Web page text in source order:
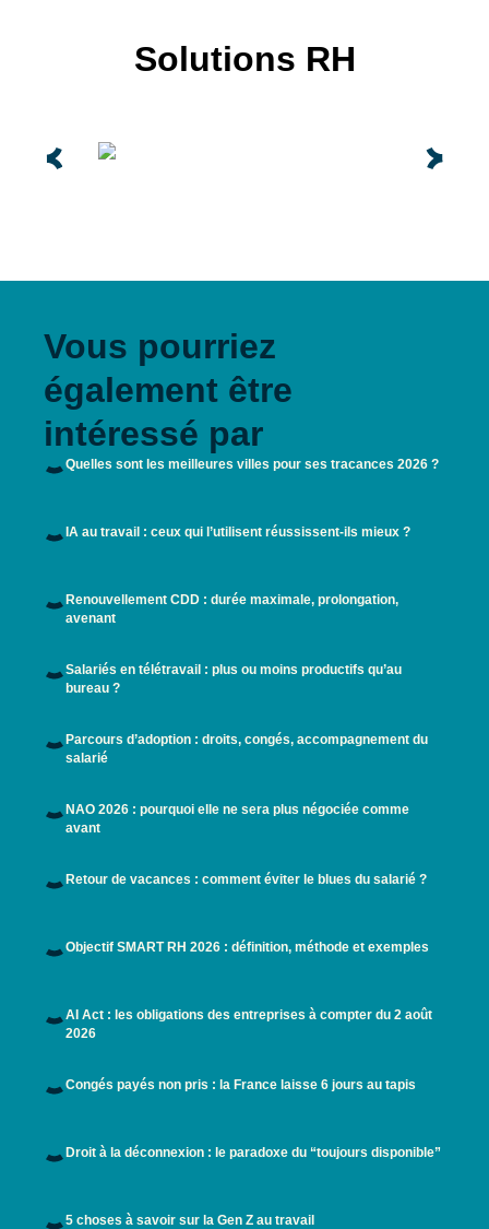
Solutions RH
Vous pourriez
également être
intéressé par
Quelles sont les meilleures villes pour ses tracances 2026 ?
IA au travail : ceux qui l’utilisent réussissent-ils mieux ?
Renouvellement CDD : durée maximale, prolongation,
avenant
Salariés en télétravail : plus ou moins productifs qu’au
bureau ?
Parcours d’adoption : droits, congés, accompagnement du
salarié
NAO 2026 : pourquoi elle ne sera plus négociée comme
avant
Retour de vacances : comment éviter le blues du salarié ?
Objectif SMART RH 2026 : définition, méthode et exemples
AI Act : les obligations des entreprises à compter du 2 août
2026
Congés payés non pris : la France laisse 6 jours au tapis
Droit à la déconnexion : le paradoxe du “toujours disponible”
5 choses à savoir sur la Gen Z au travail